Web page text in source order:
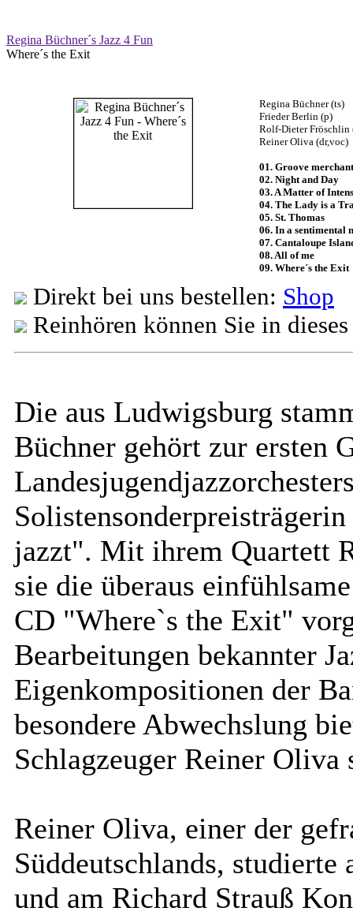
Regina Büchner´s Jazz 4 Fun
Where´s the Exit
Regina Büchner (ts)
Frieder Berlin (p)
Rolf-Dieter Fröschlin
Reiner Oliva (dr,voc)
01. Groove merchant
02. Night and Day
03. A Matter of
04. The Lady is a
05. St. Thomas
06. In a sentimental
07. Cantaloupe
08. All of me
09. Where´s the Exit
Direkt bei uns bestellen: Shop
Reinhören können Sie in
Die aus Ludwigsburg
Büchner gehört zur ersten
jazzt". Mit ihrem Quartett
sie die überaus
CD "Where`s the Exit"
Bearbeitungen bekannter
Eigenkompositionen der
besondere Abwechslung
Schlagzeuger Reiner
Reiner Oliva, einer der
Süddeutschlands, studierte
und am Richard Strauß